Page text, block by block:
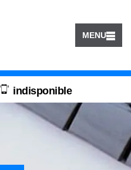
MENU
indisponible